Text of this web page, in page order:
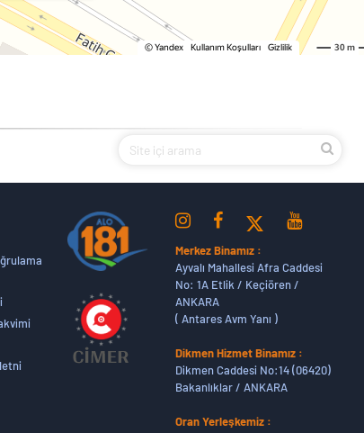
Merkez Binamız :
Ayvalı Mahallesi Afra Caddesi
No: 1A Etlik / Keçiören /
ANKARA
( Antares Avm Yanı )
Dikmen Hizmet Binamız :
Dikmen Caddesi No:14 (06420)
Bakanlıklar / ANKARA
Oran Yerleşkemiz :